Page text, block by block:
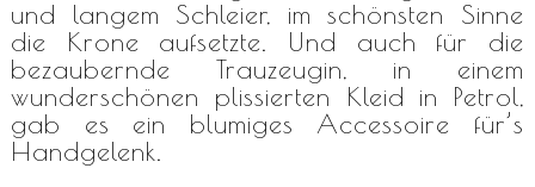
und langem Schleier, im schönsten Sinne
die Krone aufsetzte. Und auch für die
bezaubernde Trauzeugin, in einem
wunderschönen plissierten Kleid in Petrol,
gab es ein blumiges Accessoire für’s
Handgelenk.